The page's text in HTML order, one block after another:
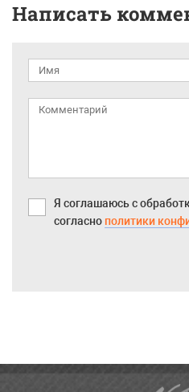
Написать
Я соглашаюсь с
согласно политики